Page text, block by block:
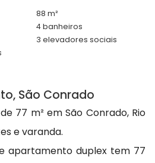
88 m²
4 banheiros
3 elevadores sociais
São Conrado
77 m² em São Conrado, Rio
e varanda.
apartamento duplex tem 77